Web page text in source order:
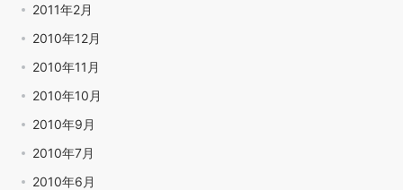
2011年2月
2010年12月
2010年11月
2010年10月
2010年9月
2010年7月
2010年6月